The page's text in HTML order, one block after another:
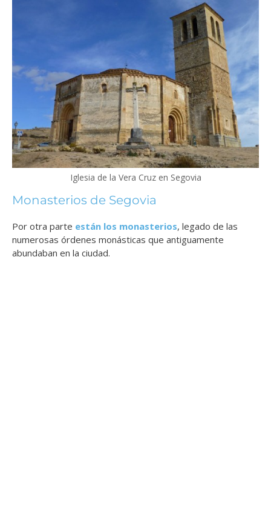
Iglesia de la Vera Cruz en Segovia
Monasterios de Segovia
Por otra parte están los monasterios, legado de las
numerosas órdenes monásticas que antiguamente
abundaban en la ciudad.